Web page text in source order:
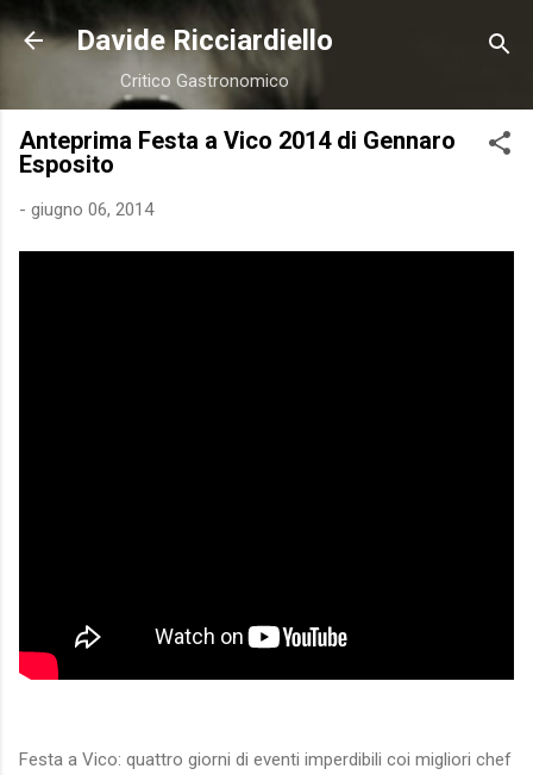
Passa ai contenuti principali
Davide Ricciardiello
Critico Gastronomico
Anteprima Festa a Vico 2014 di Gennaro
Esposito
- giugno 06, 2014
Festa a Vico: quattro giorni di eventi imperdibili coi migliori chef